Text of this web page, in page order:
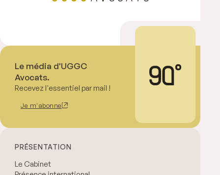
Le média d'UGGC
Avocats.
Recevez l'essentiel par mail !
Je m'abonne
PRÉSENTATION
Le Cabinet